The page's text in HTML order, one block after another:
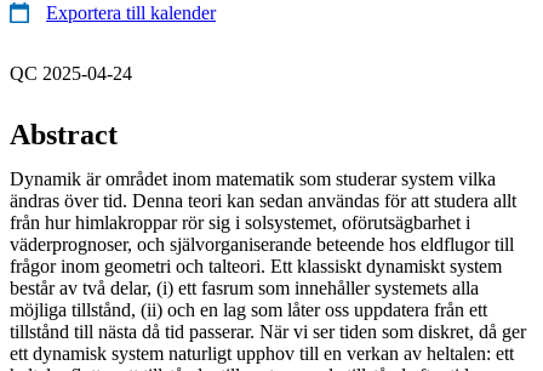
Exportera till kalender
QC 2025-04-24
Abstract
Dynamik är området inom matematik som studerar system vilka
ändras över tid. Denna teori kan sedan användas för att studera allt
från hur himlakroppar rör sig i solsystemet, oförutsägbarhet i
väderprognoser, och självorganiserande beteende hos eldflugor till
frågor inom geometri och talteori. Ett klassiskt dynamiskt system
består av två delar, (i) ett fasrum som innehåller systemets alla
möjliga tillstånd, (ii) och en lag som låter oss uppdatera från ett
tillstånd till nästa då tid passerar. När vi ser tiden som diskret, då ger
ett dynamisk system naturligt upphov till en verkan av heltalen: ett